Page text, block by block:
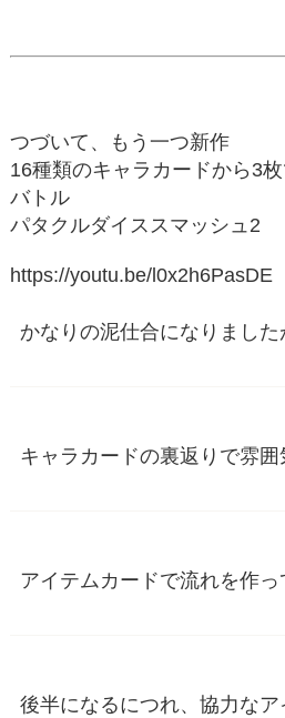
つづいて、もう一つ新作
16種類のキャラカードから3
バトル
パタクルダイススマッシュ2
https://youtu.be/l0x2h6PasDE
かなりの泥仕合になりました
キャラカードの裏返りで雰囲
アイテムカードで流れを作
後半になるにつれ、協力な